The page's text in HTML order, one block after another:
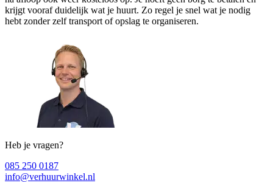
krijgt vooraf duidelijk wat je huurt. Zo regel je snel wat je nodig
hebt zonder zelf transport of opslag te organiseren.
Heb je vragen?
085 250 0187
info@verhuurwinkel.nl